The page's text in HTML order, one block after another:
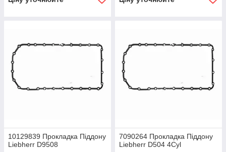
10129839 Прокладка Піддону
Liebherr D9508
7090264 Прокладка Піддону
Liebherr D504 4Cyl